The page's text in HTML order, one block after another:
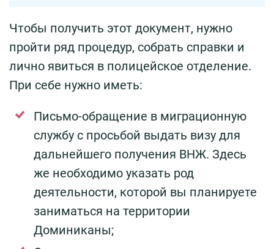
Чтобы получить этот документ, нужно
пройти ряд процедур, собрать справки и
лично явиться в полицейское отделение.
При себе нужно иметь:
Письмо-обращение в миграционную
службу с просьбой выдать визу для
дальнейшего получения ВНЖ. Здесь
же необходимо указать род
деятельности, которой вы планируете
заниматься на территории
Доминиканы;